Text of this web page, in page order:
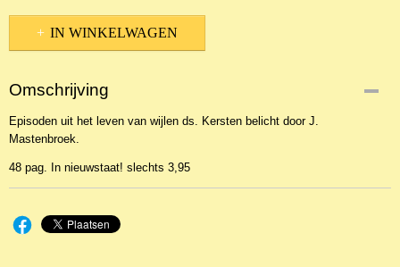
IN WINKELWAGEN
Omschrijving
Episoden uit het leven van wijlen ds. Kersten belicht door J.
Mastenbroek.
48 pag. In nieuwstaat! slechts 3,95